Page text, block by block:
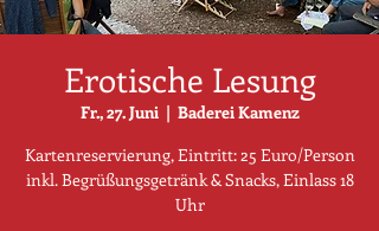
Erotische Lesung
Fr., 27. Juni
  |
Baderei Kamenz
Kartenreservierung, Eintritt: 25 Euro/Person
inkl. Begrüßungsgetränk & Snacks, Einlass 18
Uhr